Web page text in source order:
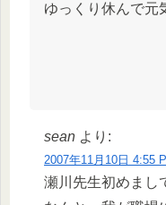
ゆっくり休んで元
sean より:
2007年11月10日 4:55
瀬川先生初めまし